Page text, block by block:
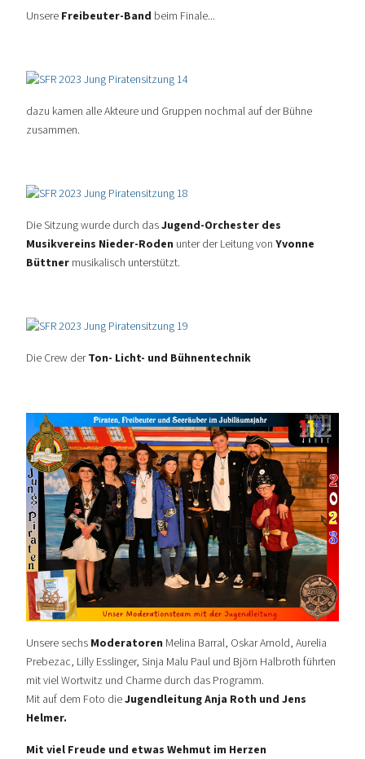
Unsere Freibeuter-Band beim Finale...
dazu kamen alle Akteure und Gruppen nochmal auf der Bühne
zusammen.
Die Sitzung wurde durch dasJugend-Orchester des
Musikvereins Nieder-Roden unter der Leitung von Yvonne
Büttner musikalisch unterstützt.
Die Crew derTon- Licht- und Bühnentechnik
Unsere sechs Moderatoren Melina Barral, Oskar Arnold, Aurelia
Prebezac, Lilly Esslinger, Sinja Malu Paul und Björn Halbroth führten
mit viel Wortwitz und Charme durch das Programm.
Mit auf dem Foto dieJugendleitung Anja Roth und Jens
Helmer.
Mit viel Freude und etwas Wehmut im Herzen